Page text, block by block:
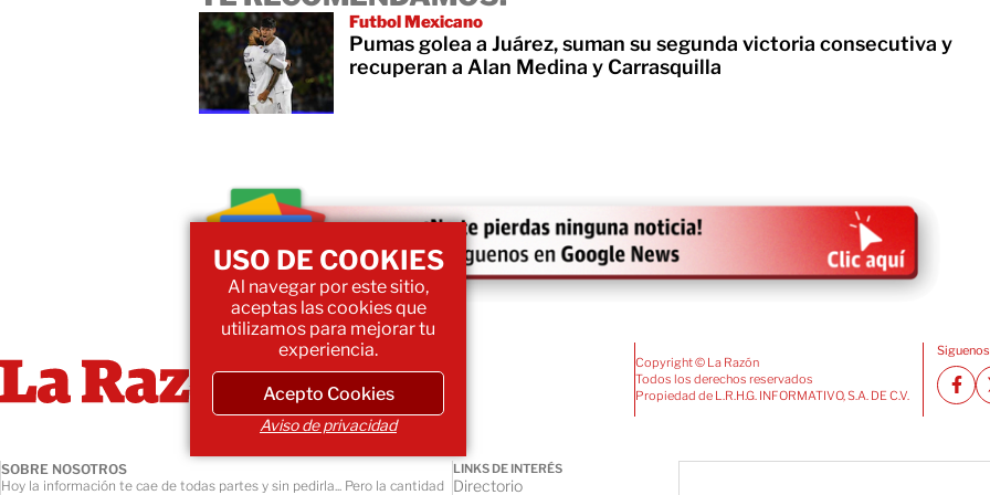
Futbol Mexicano
Pumas golea a Juárez, suman su segunda victoria consecutiva y
recuperan a Alan Medina y Carrasquilla
Copyright © La Razón
Todos los derechos reservados
Propiedad de L.R.H.G. INFORMATIVO, S.A. DE C.V.
SOBRE NOSOTROS
Hoy la información te cae de todas partes y sin pedirla... Pero la cantidad
LINKS DE INTERÉS
Directorio
USO DE COOKIES
Al navegar por este sitio,
aceptas las cookies que
utilizamos para mejorar tu
experiencia.
Acepto Cookies
Aviso de privacidad